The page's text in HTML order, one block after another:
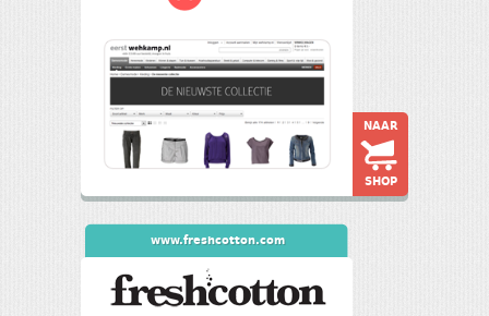
NAAR
SHOP
www.freshcotton.com